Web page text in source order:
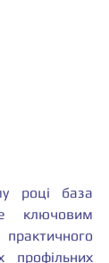
році база
ключовим
профільних